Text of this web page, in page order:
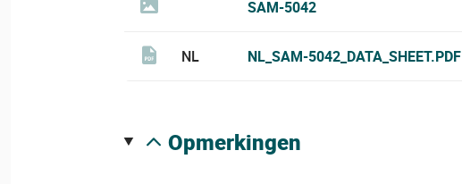
SAM-5042
NL NL_SAM-5042_DATA_SHEET.PDF
opmerkingen